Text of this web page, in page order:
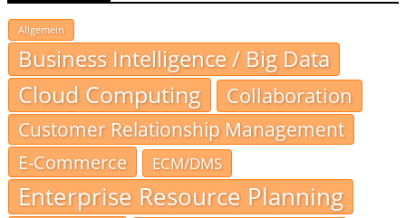
Allgemein
Business Intelligence / Big Data
Cloud Computing Collaboration
Customer Relationship Management
E-Commerce
ECM/DMS
Enterprise Resource Planning